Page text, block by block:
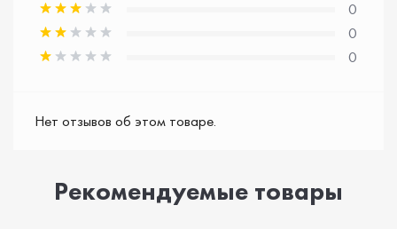
0
0
0
Нет отзывов об этом товаре.
Рекомендуемые товары